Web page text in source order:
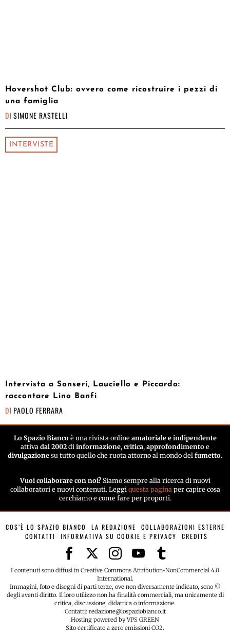
Hovershot Club: ovvero come ricostruire i pezzi di
una famiglia
DI SIMONE RASTELLI
INTERVISTE
Intervista a Sonseri, Lauciello e Piccardo:
raccontare Lino Banfi
DI PAOLO FERRARA
Lo Spazio Biancoè una rivista online amatoriale e indipendente
attiva dal 2002 di informazione, critica, approfondimento e
divulgazione su tutto quello che ruota attorno al mondo del fumetto.
Vuoi collaborare con noi? Siamo sempre alla ricerca di nuovi
collaboratori e nuovi contenuti. Leggi questa paginaper capire cosa
cerchiamo e come fare per proporti.
COS’È LO SPAZIO BIANCO LA REDAZIONE
COLLABORAZIONI ESTERNE
CONTATTI
INFORMATIVA SU COOKIE E PRIVACY CREDITS
I contenuti sono diffusi in Creative Commons Attribution-NonCommercial 4.0
International.
Immagini, foto e disegni di parti terze, ove non diversamente indicato, sono ©
degli aventi diritto. Il loro utilizzo non ha finalità commerciali, ma unicamente di
critica, discussione, didattica o informazione.
Contatti: redazione@lospaziobianco.it
Hosting powered by VPS GREEN
Sito certificato a zero emissioni CO2.